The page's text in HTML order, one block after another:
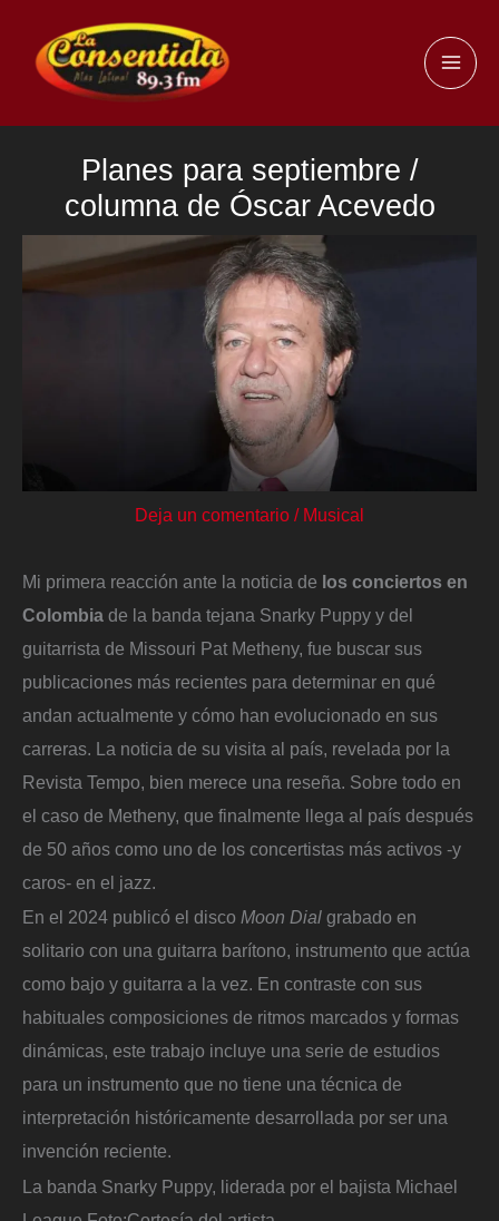
contenido
Planes para septiembre /
columna de Óscar Acevedo
Deja un comentario / Musical
Mi primera reacción ante la noticia de los conciertos en
Colombia de la banda tejana Snarky Puppy y del
guitarrista de Missouri Pat Metheny, fue buscar sus
publicaciones más recientes para determinar en qué
andan actualmente y cómo han evolucionado en sus
carreras. La noticia de su visita al país, revelada por la
Revista Tempo, bien merece una reseña. Sobre todo en
el caso de Metheny, que finalmente llega al país después
de 50 años como uno de los concertistas más activos -y
caros- en el jazz.
En el 2024 publicó el disco Moon Dial grabado en
solitario con una guitarra barítono, instrumento que actúa
como bajo y guitarra a la vez. En contraste con sus
habituales composiciones de ritmos marcados y formas
dinámicas, este trabajo incluye una serie de estudios
para un instrumento que no tiene una técnica de
interpretación históricamente desarrollada por ser una
invención reciente.
La banda Snarky Puppy, liderada por el bajista Michael